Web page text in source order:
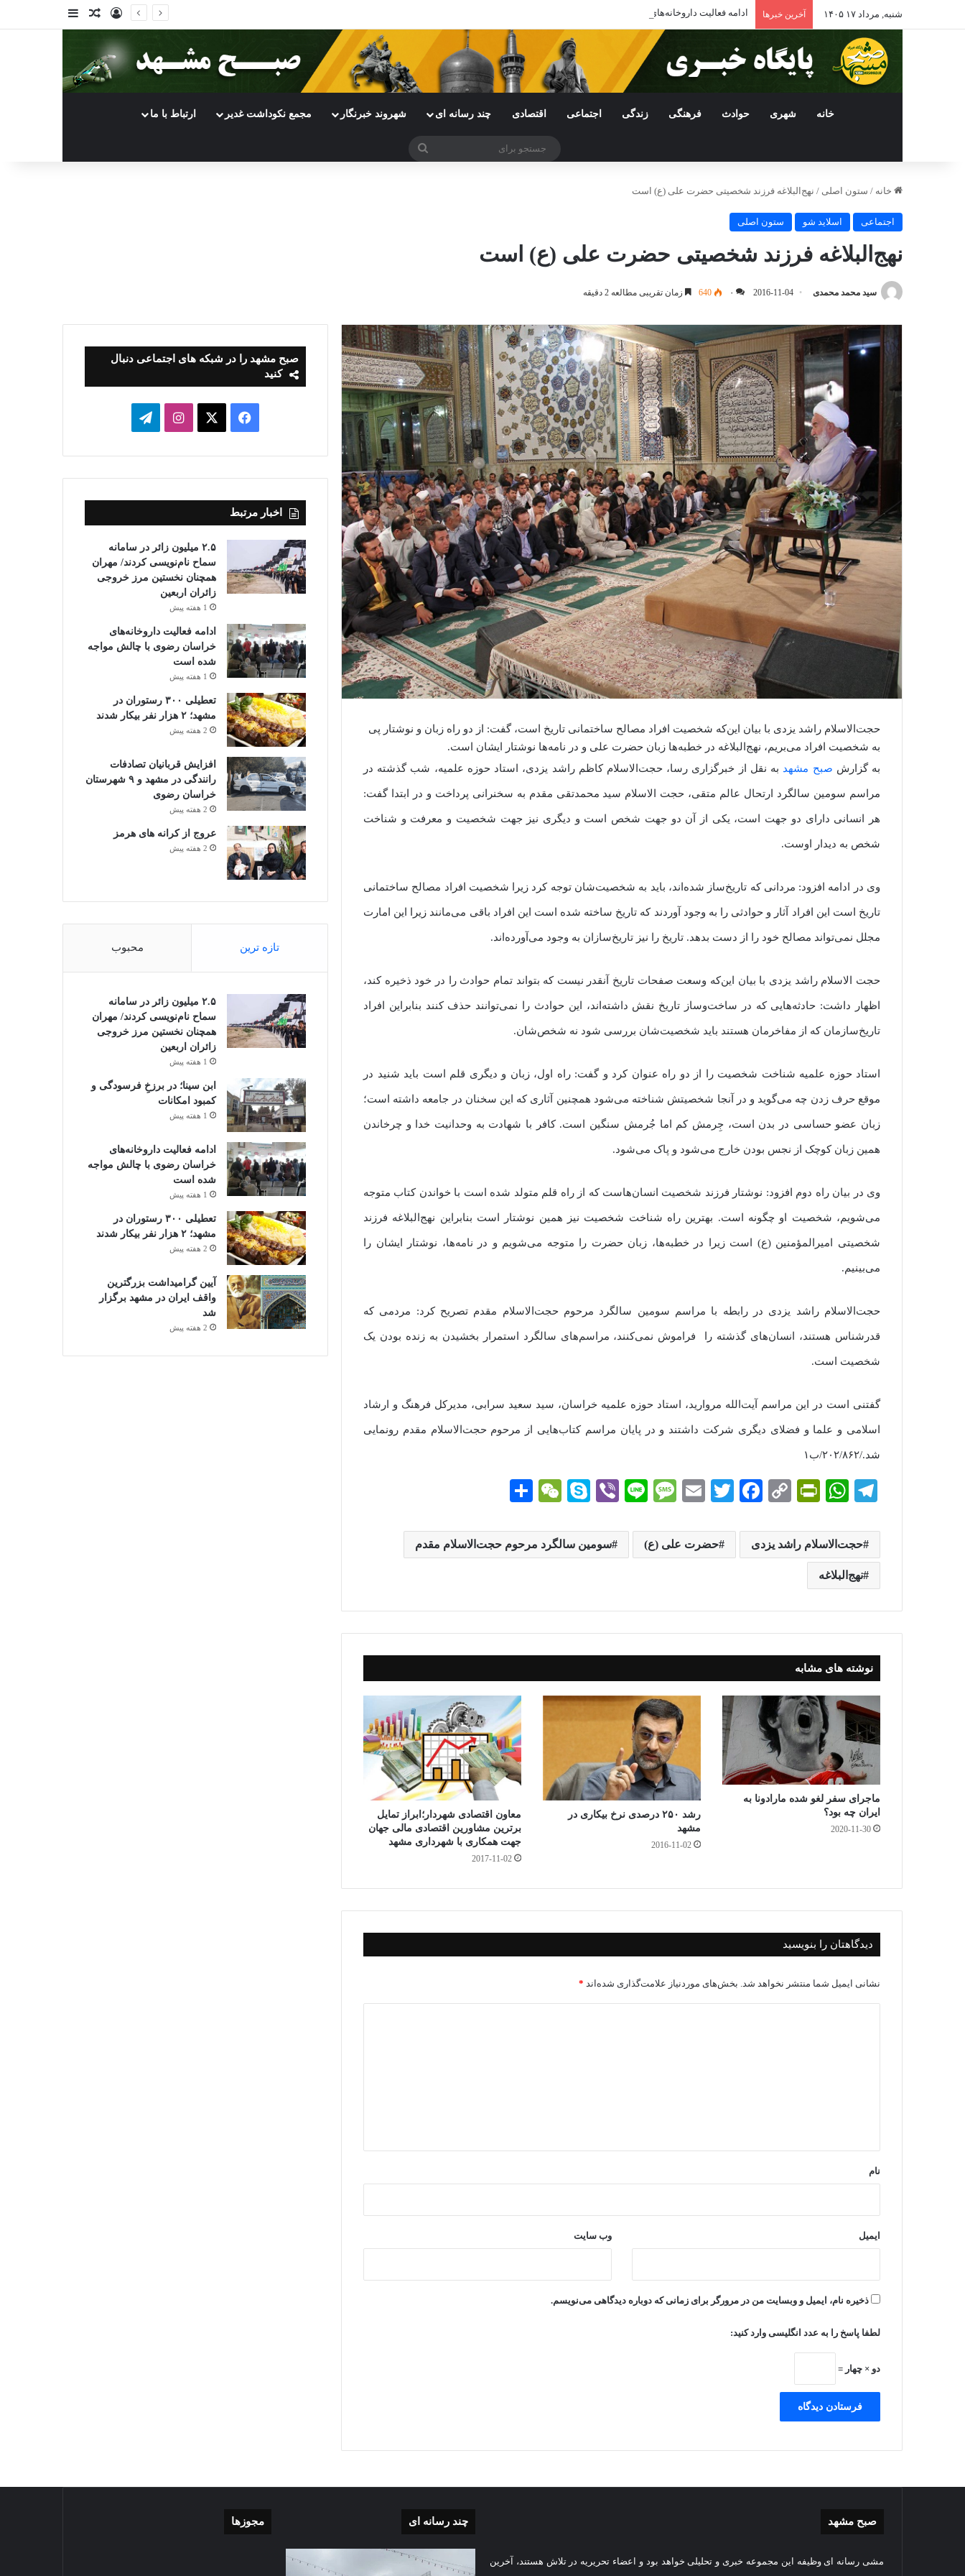
شنبه, مرداد ۱۷ ۱۴۰۵ آخرین خبرها ادامه فعالیت داروخانه‌های خراسان رضوی با چالش مواجه شده است ورودنوشته تصادفی
سایدبار
خانه شهری حوادث فرهنگی زندگی اجتماعی اقتصادی چند رسانه ای شهروند خبرنگار مجمع نکوداشت غدیر ارتباط با ما
جستجو
خانه / ستون اصلی / نهج‌البلاغه فرزند شخصیتی حضرت علی (ع) است
اجتماعی اسلاید شو ستون اصلی
نهج‌البلاغه فرزند شخصیتی حضرت علی (ع) است
سید محمد محمدی 2016-11-04 ۰ 640 زمان تقریبی مطالعه 2 دقیقه
حجت‌الاسلام راشد یزدی با بیان این‌‌که شخصیت افراد مصالح ساختمانی تاریخ است، گفت: از دو راه زبان و نوشتار پی
به شخصیت افراد می‌بریم، نهج‌البلاغه در خطبه‌ها زبان حضرت علی و در نامه‌ها نوشتار ایشان است.
به گزارش صبح مشهد به نقل از خبرگزاری رسا، حجت‌الاسلام کاظم راشد یزدی، استاد حوزه علمیه، شب گذشته در
مراسم سومین سالگرد ارتحال عالم متقی، حجت الاسلام سید محمدتقی مقدم به سخنرانی پرداخت و در ابتدا گفت:
هر انسانی دارای دو جهت است، یکی از آن دو جهت شخص است و دیگری نیز جهت شخصیت و معرفت و شناخت
شخص به دیدار اوست.
وی در ادامه افزود: مردانی که تاریخ‌ساز شده‌اند، باید به شخصیت‌شان توجه کرد زیرا شخصیت افراد مصالح ساختمانی
تاریخ است این افراد آثار و حوادثی را به وجود آوردند که تاریخ ساخته شده است این افراد باقی می‌مانند زیرا این امارت
مجلل نمی‌تواند مصالح خود را از دست بدهد. تاریخ را نیز تاریخ‌سازان به وجود می‌آورده‌اند.
حجت الاسلام راشد یزدی با بیان این‌که وسعت صفحات تاریخ آنقدر نیست که بتواند تمام حوادث را در خود ذخیره کند،
اظهار داشت: حادثه‌هایی که در ساخت‌وساز تاریخ نقش داشته‌اند، این حوادث را نمی‌توانند حذف کنند بنابراین افراد
تاریخ‌سازمان که از مفاخرمان هستند باید شخصیت‌شان بررسی شود نه شخص‌شان.
استاد حوزه علمیه شناخت شخصیت را از دو راه عنوان کرد و گفت: راه اول، زبان و دیگری قلم است باید شنید در
موقع حرف زدن چه می‌گوید و در آنجا شخصیتش شناخته می‌شود همچنین آثاری که این سخنان در جامعه داشته است؛
زبان عضو حساسی در بدن است، جِرمش کم اما جُرمش سنگین است. کافر با شهادت به وحدانیت خدا و چرخاندن
همین زبان کوچک از نجس بودن خارج می‌شود و پاک می‌شود.
وی در بیان راه دوم افزود: نوشتار فرزند شخصیت انسان‌هاست که از راه قلم متولد شده است با خواندن کتاب متوجه
می‌شویم، شخصیت او چگونه است. بهترین راه شناخت شخصیت نیز همین نوشتار است بنابراین نهج‌البلاغه فرزند
شخصیتی امیرالمؤمنین (ع) است زیرا در خطبه‌ها، زبان حضرت را متوجه می‌شویم و در نامه‌ها،‌ نوشتار ایشان را
می‌بینیم.
حجت‌الاسلام راشد یزدی در رابطه با مراسم سومین سالگرد مرحوم حجت‌الاسلام مقدم تصریح کرد: مردمی که
قدرشناس هستند، انسان‌های گذشته را فراموش نمی‌کنند، مراسم‌های سالگرد استمرار بخشیدن به زنده بودن یک
شخصیت است.
گفتنی است در این مراسم آیت‌الله مروارید، استاد حوزه علمیه خراسان، سید سعید سرابی، مدیرکل فرهنگ و ارشاد
اسلامی و علما و فضلای دیگری شرکت داشتند و در پایان مراسم کتاب‌هایی از مرحوم حجت‌الاسلام مقدم رونمایی
شد./۲۰۲/۸۶۲/ب۱
Te
gr
a
m
W
ts
A
pp
Pr
tF
ri
dl
y
C
y
Li
Fa
bo
ok
T
tte
r
E
ail
M
sa
ge
Li
Vi
r
S
pe
W
C
ha
تر
ا
گذ
ار
ی
حجت‌الاسلام راشد یزدی حضرت علی (ع) سومین سالگرد مرحوم حجت‌الاسلام مقدم
نهج‌البلاغه
نوشته های مشابه
ماجرای سفر لغو شده مارادونا به
ایران چه بود؟
2020-11-30
رشد ۲۵۰ درصدی نرخ بیکاری در
مشهد
2016-11-02
معاون اقتصادی شهردار؛ابراز تمایل
برترین مشاورین اقتصادی مالی جهان
جهت همکاری با شهرداری مشهد
2017-11-02
دیدگاهتان را بنویسید
نشانی ایمیل شما منتشر نخواهد شد. بخش‌های موردنیاز علامت‌گذاری شده‌اند *
نام
ایمیل وب‌ سایت
ذخیره نام، ایمیل و وبسایت من در مرورگر برای زمانی که دوباره دیدگاهی می‌نویسم.
لطفا پاسخ را به عدد انگلیسی وارد کنید:
دو × چهار =
صبح مشهد را در شبکه های اجتماعی دنبال
کنید
فیسبوک ایکساینستاگرامتلگرام
اخبار مرتبط
۲.۵ میلیون زائر در سامانه
سماح نام‌نویسی کردند/ مهران
همچنان نخستین مرز خروجی
زائران اربعین
1 هفته پیش
ادامه فعالیت داروخانه‌های
خراسان رضوی با چالش مواجه
شده است
1 هفته پیش
تعطیلی ۳۰۰ رستوران در
مشهد؛ ۲ هزار نفر بیکار شدند
2 هفته پیش
افزایش قربانیان تصادفات
رانندگی در مشهد و ۹ شهرستان
خراسان رضوی
2 هفته پیش
عروج از کرانه های هرمز
2 هفته پیش
تازه ترین محبوب
۲.۵ میلیون زائر در سامانه
سماح نام‌نویسی کردند/ مهران
همچنان نخستین مرز خروجی
زائران اربعین
1 هفته پیش
ابن سینا؛ در برزخِ فرسودگی و
کمبود امکانات
1 هفته پیش
ادامه فعالیت داروخانه‌های
خراسان رضوی با چالش مواجه
شده است
1 هفته پیش
تعطیلی ۳۰۰ رستوران در
مشهد؛ ۲ هزار نفر بیکار شدند
2 هفته پیش
آیین گرامیداشت بزرگترین
واقف ایران در مشهد برگزار
شد
2 هفته پیش
صبح مشهد
مشی رسانه ای وظیفه این مجموعه خبری و تحلیلی خواهد بود و اعضاء تحریریه در تلاش هستند، آخرین
چند رسانه ای
غبارروبی
گزارش
تصویری
تصویری
مجوزها